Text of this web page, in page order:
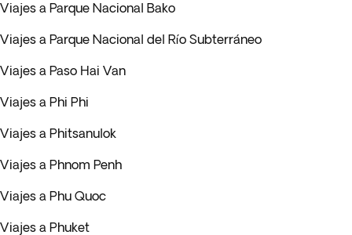
Viajes a Parque Nacional Bako
Viajes a Parque Nacional del Río Subterráneo
Viajes a Paso Hai Van
Viajes a Phi Phi
Viajes a Phitsanulok
Viajes a Phnom Penh
Viajes a Phu Quoc
Viajes a Phuket